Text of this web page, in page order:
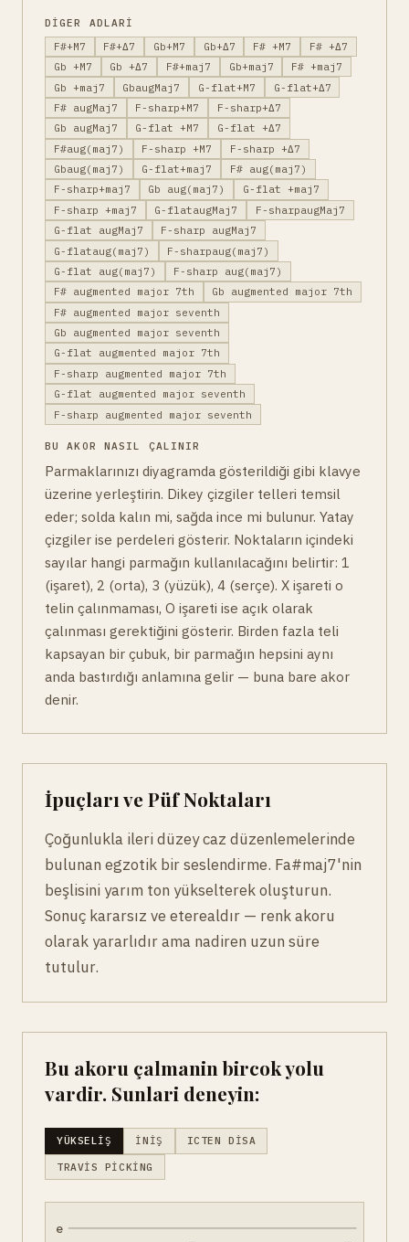
DIGER ADLARI
F#+M7
F#+Δ7 Gb+M7 Gb+Δ7 F# +M7
F# +Δ7
Gb +M7
Gb +Δ7 F#+maj7 Gb+maj7
F# +maj7
Gb +maj7
GbaugMaj7 G-flat+M7
G-flat+Δ7
F# augMaj7
F-sharp+M7
F-sharp+Δ7
Gb augMaj7
G-flat +M7
G-flat +Δ7
F#aug(maj7)
F-sharp +M7
F-sharp +Δ7
Gbaug(maj7)
G-flat+maj7
F# aug(maj7)
F-sharp+maj7
Gb aug(maj7)
G-flat +maj7
F-sharp +maj7
G-flataugMaj7
F-sharpaugMaj7
G-flat augMaj7
F-sharp augMaj7
G-flataug(maj7)
F-sharpaug(maj7)
G-flat aug(maj7)
F-sharp aug(maj7)
F# augmented major 7th
Gb augmented major 7th
F# augmented major seventh
Gb augmented major seventh
G-flat augmented major 7th
F-sharp augmented major 7th
G-flat augmented major seventh
F-sharp augmented major seventh
BU AKOR NASIL ÇALINIR
Parmaklarınızı diyagramda gösterildiği gibi klavye
üzerine yerleştirin. Dikey çizgiler telleri temsil
eder; solda kalın mi, sağda ince mi bulunur. Yatay
çizgiler ise perdeleri gösterir. Noktaların içindeki
sayılar hangi parmağın kullanılacağını belirtir: 1
(işaret), 2 (orta), 3 (yüzük), 4 (serçe). X işareti o
telin çalınmaması, O işareti ise açık olarak
çalınması gerektiğini gösterir. Birden fazla teli
kapsayan bir çubuk, bir parmağın hepsini aynı
anda bastırdığı anlamına gelir — buna bare akor
denir.
İpuçları ve Püf Noktaları
Çoğunlukla ileri düzey caz düzenlemelerinde
bulunan egzotik bir seslendirme. Fa#maj7'nin
beşlisini yarım ton yükselterek oluşturun.
Sonuç kararsız ve eterealdır — renk akoru
olarak yararlıdır ama nadiren uzun süre
tutulur.
Bu akoru çalmanin bircok yolu
vardir. Sunlari deneyin:
YÜKSELIŞ İNIŞ ICTEN DISA
TRAVIS PICKING
e